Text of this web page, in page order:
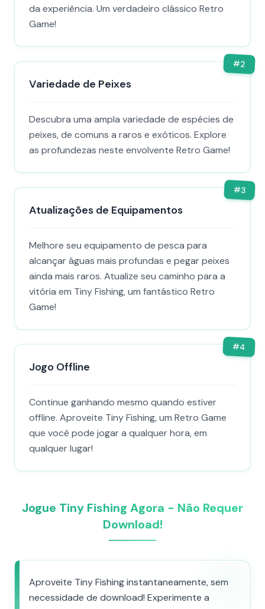
da experiência. Um verdadeiro clássico Retro
Game!
#2
Variedade de Peixes
Descubra uma ampla variedade de espécies de
peixes, de comuns a raros e exóticos. Explore
as profundezas neste envolvente Retro Game!
#3
Atualizações de Equipamentos
Melhore seu equipamento de pesca para
alcançar águas mais profundas e pegar peixes
ainda mais raros. Atualize seu caminho para a
vitória em Tiny Fishing, um fantástico Retro
Game!
#4
Jogo Offline
Continue ganhando mesmo quando estiver
offline. Aproveite Tiny Fishing, um Retro Game
que você pode jogar a qualquer hora, em
qualquer lugar!
Jogue Tiny Fishing Agora - Não Requer
Download!
Aproveite Tiny Fishing instantaneamente, sem
necessidade de download! Experimente a